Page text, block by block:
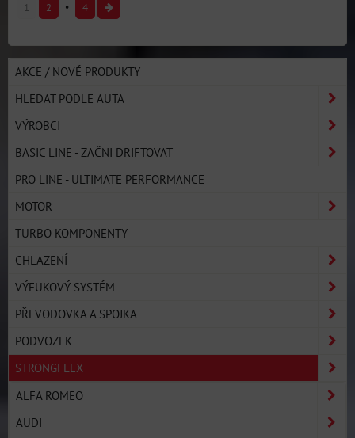
1 2 4
AKCE / NOVÉ PRODUKTY
HLEDAT PODLE AUTA
VÝROBCI
BASIC LINE - ZAČNI DRIFTOVAT
PRO LINE - ULTIMATE PERFORMANCE
MOTOR
TURBO KOMPONENTY
CHLAZENÍ
VÝFUKOVÝ SYSTÉM
PŘEVODOVKA A SPOJKA
PODVOZEK
STRONGFLEX
ALFA ROMEO
AUDI